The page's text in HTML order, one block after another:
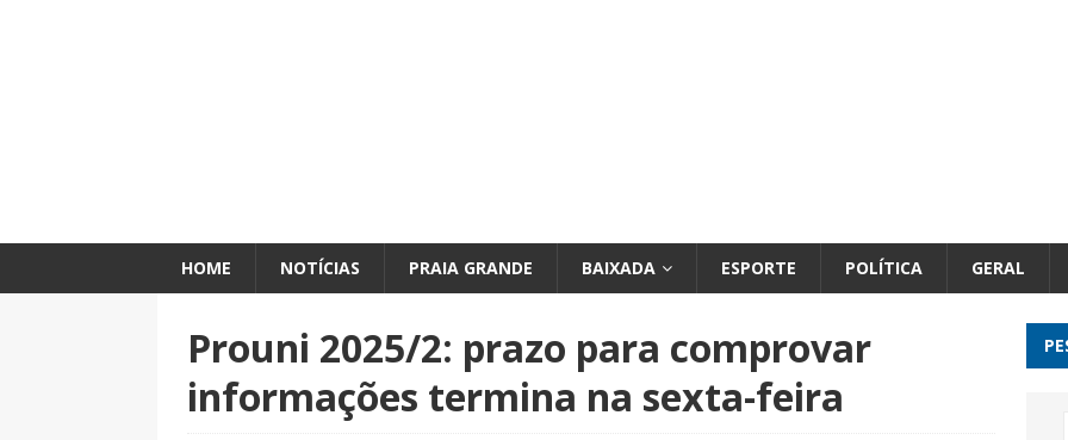
HOME NOTÍCIAS PRAIA GRANDE BAIXADA ESPORTE POLÍTICA GERAL
Prouni 2025/2: prazo para comprovar
informações termina na sexta-feira